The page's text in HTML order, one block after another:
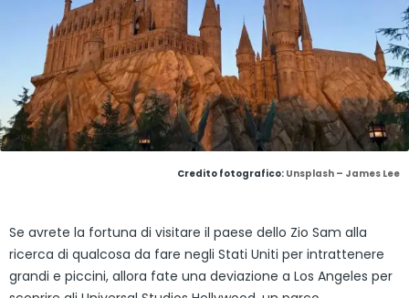
Credito fotografico: Unsplash – James Lee
Se avrete la fortuna di visitare il paese dello Zio Sam alla
ricerca di qualcosa da fare negli Stati Uniti per intrattenere
grandi e piccini, allora fate una deviazione a Los Angeles per